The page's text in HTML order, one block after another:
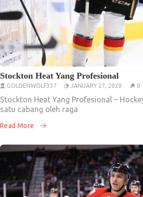
Stockton Heat Yang Profesional
GOLDENWOLF337 JANUARY 27, 2020 0
Stockton Heat Yang Profesional –
satu cabang oleh raga
Read More
Artikel